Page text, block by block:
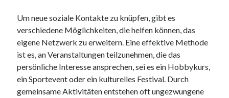
Um neue soziale Kontakte zu knüpfen, gibt es
verschiedene Möglichkeiten, die helfen können, das
eigene Netzwerk zu erweitern. Eine effektive Methode
ist es, an Veranstaltungen teilzunehmen, die das
persönliche Interesse ansprechen, sei es ein Hobbykurs,
ein Sportevent oder ein kulturelles Festival. Durch
gemeinsame Aktivitäten entstehen oft ungezwungene